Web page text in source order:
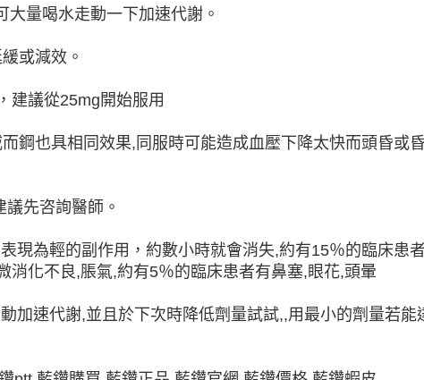
量喝水走動一下加速代謝。
或減效。
建議從25mg開始服用
鋼也具相同效果,同服時可能造成血壓下降太快而頭昏或
先咨詢醫師。
現為輕的副作用，約數小時就會消失,約有15％的臨床患
消化不良,脹氣,約有5％的臨床患者有鼻塞,眼花,頭暈
加速代謝,並且於下次時降低劑量試試,,用最小的劑量若能